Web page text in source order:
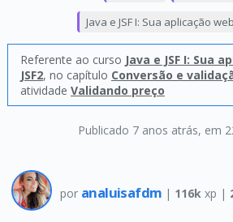
Publicado 7 anos atrás, em
Java e JSF I: Sua aplicação
Referente ao curso Java e JSF I: Sua
JSF2, no capítulo Conversão e
atividade Validando preço
por analuisafdm | 116k xp |